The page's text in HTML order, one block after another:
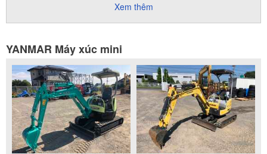
Xem thêm
YANMAR Máy xúc mini